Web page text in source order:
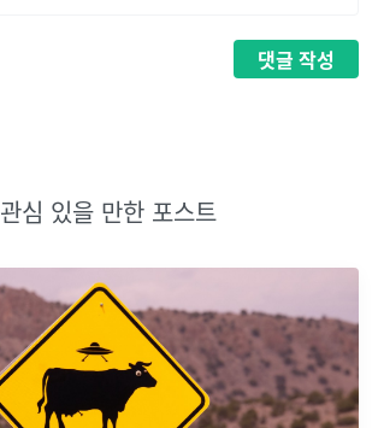
댓글 작성
관심 있을 만한 포스트